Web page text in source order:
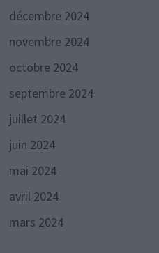
décembre 2024
novembre 2024
octobre 2024
septembre 2024
juillet 2024
juin 2024
mai 2024
avril 2024
mars 2024